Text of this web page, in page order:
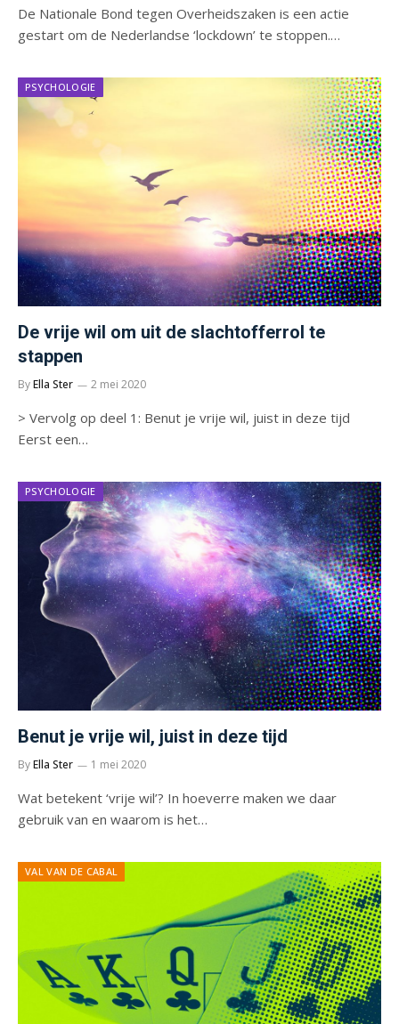
De Nationale Bond tegen Overheidszaken is een actie
gestart om de Nederlandse ‘lockdown’ te stoppen.…
PSYCHOLOGIE
De vrije wil om uit de slachtofferrol te
stappen
ByElla Ster 2 mei 2020
> Vervolg op deel 1: Benut je vrije wil, juist in deze tijd
Eerst een…
PSYCHOLOGIE
Benut je vrije wil, juist in deze tijd
ByElla Ster 1 mei 2020
Wat betekent ‘vrije wil’? In hoeverre maken we daar
gebruik van en waarom is het…
VAL VAN DE CABAL